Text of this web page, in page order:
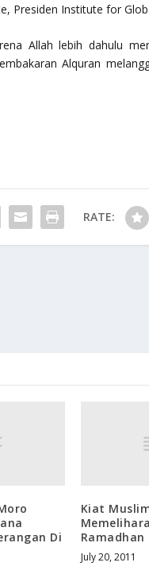
Presiden Institute for
Allah lebih dahulu
Alquran
RATE:
Di
Kiat
Ramadhan
July 20, 2011